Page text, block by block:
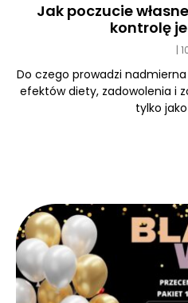
Jak poczucie
kontrolę
Do czego prowadzi
efektów diety, zadowolenia i
tylko